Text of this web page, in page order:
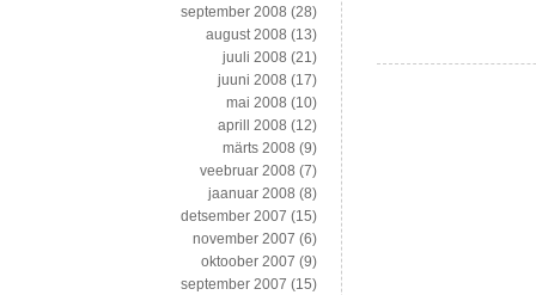
september 2008 (28)
august 2008 (13)
juuli 2008 (21)
juuni 2008 (17)
mai 2008 (10)
aprill 2008 (12)
märts 2008 (9)
veebruar 2008 (7)
jaanuar 2008 (8)
detsember 2007 (15)
november 2007 (6)
oktoober 2007 (9)
september 2007 (15)